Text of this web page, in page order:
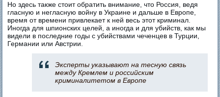
Но здесь также стоит обратить внимание, что Россия, ведя
гласную и негласную войну в Украине и дальше в Европе,
время от времени привлекает к ней весь этот криминал.
Иногда для шпионских целей, а иногда и для убийств, как мы
видели в последние годы с убийствами чеченцев в Турции,
Германии или Австрии.
Эксперты указывают на тесную связь
между Кремлем и российским
криминалитетом в Европе